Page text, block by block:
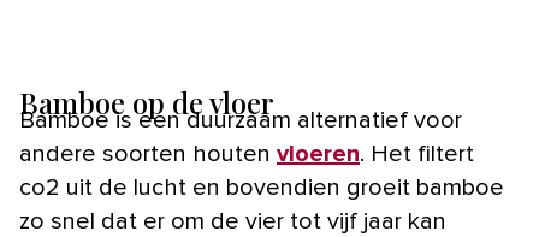
Bamboe op de vloer
Bamboe is een duurzaam alternatief voor
andere soorten houten vloeren. Het filtert
co2 uit de lucht en bovendien groeit bamboe
zo snel dat er om de vier tot vijf jaar kan